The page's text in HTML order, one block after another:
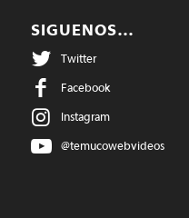
SIGUENOS…
Twitter
Facebook
Instagram
@temucowebvideos